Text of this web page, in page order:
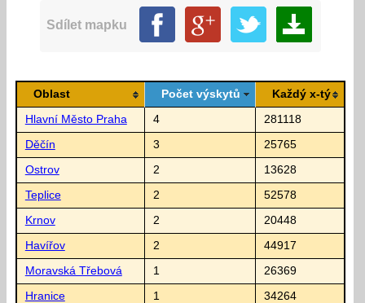
Sdílet mapku
Oblast Počet výskytů Každý x-tý
Hlavní Město Praha 4 281118
Děčín 3 25765
Ostrov 2 13628
Teplice 2 52578
Krnov 2 20448
Havířov 2 44917
Moravská Třebová 1 26369
Hranice 1 34264